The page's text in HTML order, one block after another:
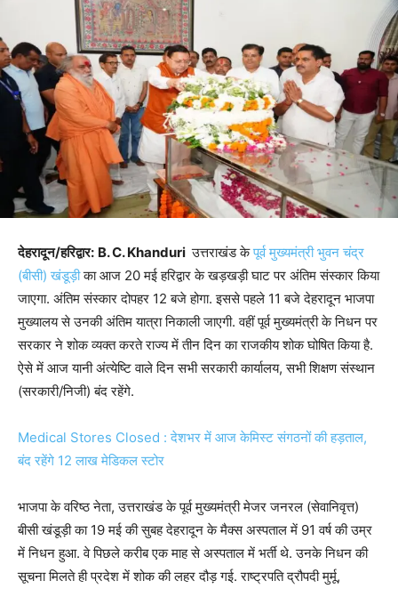
देहरादून/हरिद्वार: B. C. Khanduri उत्तराखंड केपूर्व मुख्यमंत्री भुवन चंद्र
(बीसी) खंडूड़ीका आज 20 मई हरिद्वार के खड़खड़ी घाट पर अंतिम संस्कार किया
जाएगा. अंतिम संस्कार दोपहर 12 बजे होगा. इससे पहले 11 बजे देहरादून भाजपा
मुख्यालय से उनकी अंतिम यात्रा निकाली जाएगी. वहीं पूर्व मुख्यमंत्री के निधन पर
सरकार ने शोक व्यक्त करते राज्य में तीन दिन का राजकीय शोक घोषित किया है.
ऐसे में आज यानी अंत्येष्टि वाले दिन सभी सरकारी कार्यालय, सभी शिक्षण संस्थान
(सरकारी/निजी) बंद रहेंगे.
Medical Stores Closed : देशभर में आज केमिस्ट संगठनों की हड़ताल,
बंद रहेंगे 12 लाख मेडिकल स्टोर
भाजपा के वरिष्ठ नेता, उत्तराखंड के पूर्व मुख्यमंत्री मेजर जनरल (सेवानिवृत्त)
बीसी खंडूड़ी का 19 मई की सुबह देहरादून के मैक्स अस्पताल में 91 वर्ष की उम्र
में निधन हुआ. वे पिछले करीब एक माह से अस्पताल में भर्ती थे. उनके निधन की
सूचना मिलते ही प्रदेश में शोक की लहर दौड़ गई. राष्ट्रपति द्रौपदी मुर्मू,